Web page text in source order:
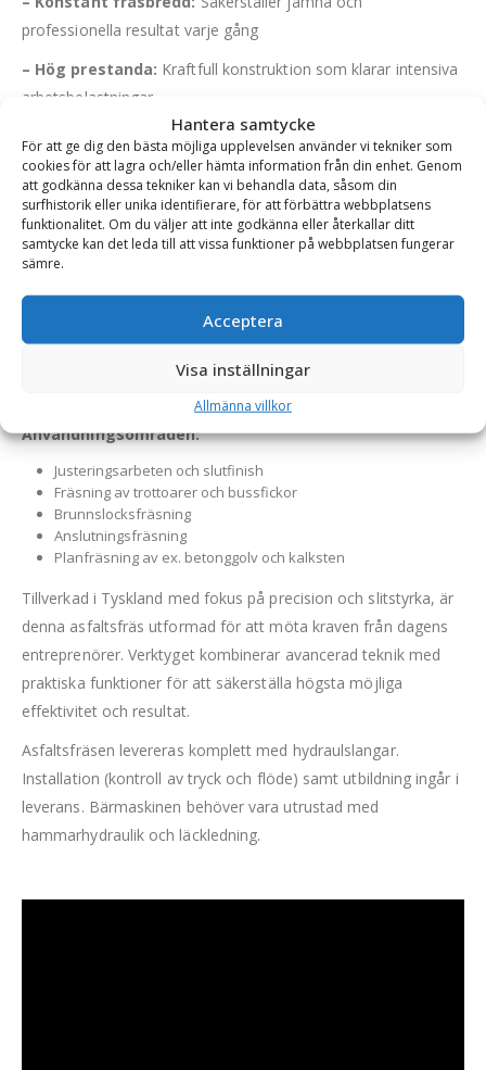
Hantera samtycke
För att ge dig den bästa möjliga upplevelsen använder vi tekniker som
cookies för att lagra och/eller hämta information från din enhet. Genom
att godkänna dessa tekniker kan vi behandla data, såsom din
surfhistorik eller unika identifierare, för att förbättra webbplatsens
funktionalitet. Om du väljer att inte godkänna eller återkallar ditt
samtycke kan det leda till att vissa funktioner på webbplatsen fungerar
sämre.
Acceptera
Visa inställningar
Allmänna villkor
professionella resultat varje gång
– Hög prestanda: Kraftfull konstruktion som klarar intensiva
arbetsbelastningar
– Effektiv avlägsning:Skär spår med raka kanter för en
enklare och mer effektiv arbetsprocess
– Materialåtervinning:De frästa massorna kan
återanvändas som fyllnadsmaterial, vilket bidrar till hållbarhet
och minskade kostnader
– Låg driftkostnad:Optimerad för effektiv användning med
Kan även användas till att planfräsa ex. betong
Användningsområden:
Justeringsarbeten och slutfinish
Fräsning av trottoarer och bussfickor
Brunnslocksfräsning
Anslutningsfräsning
Planfräsning av ex. betonggolv och kalksten
Tillverkad i Tyskland med fokus på precision och slitstyrka, är
denna asfaltsfräs utformad för att möta kraven från dagens
entreprenörer. Verktyget kombinerar avancerad teknik med
praktiska funktioner för att säkerställa högsta möjliga
effektivitet och resultat.
Asfaltsfräsen levereras komplett med hydraulslangar.
Installation (kontroll av tryck och flöde) samt utbildning ingår i
leverans. Bärmaskinen behöver vara utrustad med
hammarhydraulik och läckledning.